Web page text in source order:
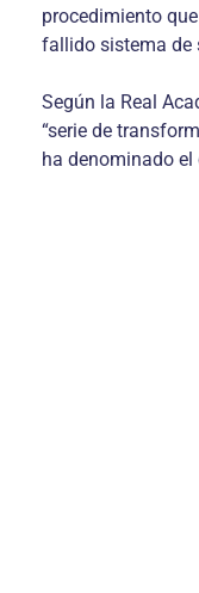
procedimiento
fallido sistema de
Según la Real
“serie de
ha denominado